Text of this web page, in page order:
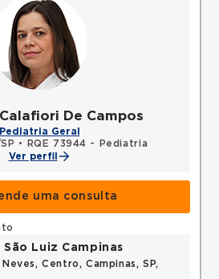
De Campos
Pediatria Geral
•
RQE 73944 - Pediatria
Ver perfil
uma consulta
Luiz Campinas
Centro, Campinas, SP,